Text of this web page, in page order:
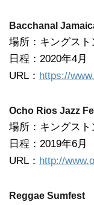
Bacchanal
場所：キングスト
日程：2020年4月
URL： https://
Ocho Rios Jazz
場所：キングスト
日程：2019年6月
URL： http://
Reggae Sumfest